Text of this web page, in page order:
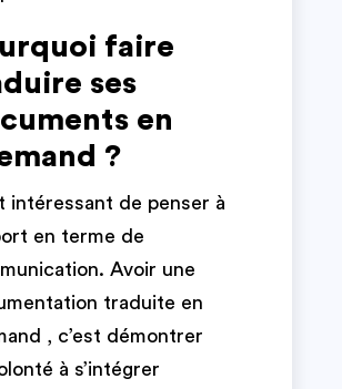
faire
ses
en
?
intéressant de penser à
en terme de
Avoir une
traduite en
, c’est démontrer
à s’intégrer